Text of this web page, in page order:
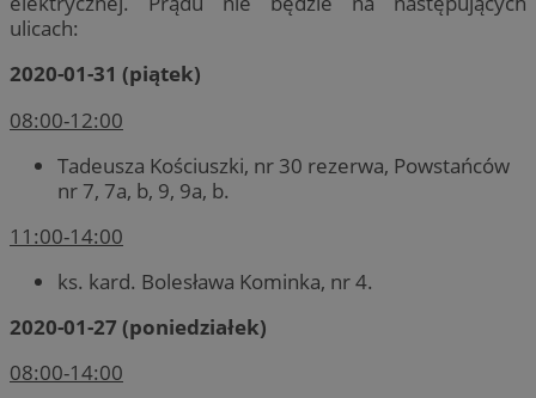
ulicach:
2020-01-31 (piątek)
08:00-12:00
Tadeusza Kościuszki, nr 30 rezerwa, Powstańców
nr 7, 7a, b, 9, 9a, b.
11:00-14:00
ks. kard. Bolesława Kominka, nr 4.
2020-01-27 (poniedziałek)
08:00-14:00